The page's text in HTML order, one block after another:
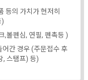
등의 가치가 현저히
,볼펜심, 연필, 펜촉등 )
간 경우 (주문접수 후
, 스탬프) 등)